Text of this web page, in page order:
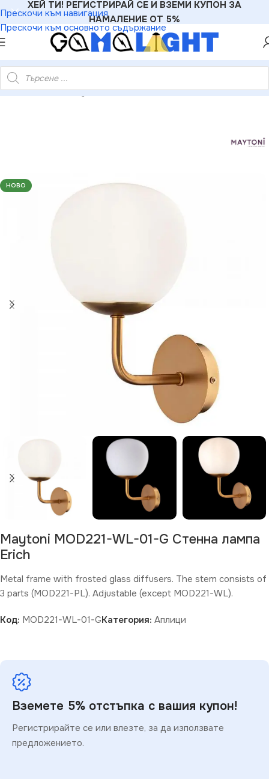
Прескочи към навигация
Прескочи към основното съдържание
ХЕЙ ТИ! РЕГИСТРИРАЙ СЕ И ВЗЕМИ КУПОН ЗА
НАМАЛЕНИЕ ОТ 5%
»Аплици»Maytoni MOD221-WL-01-G Стенна лампа Erich
НОВО
Maytoni MOD221-WL-01-G Стенна лампа
Erich
Metal frame with frosted glass diffusers. The stem consists of
3 parts (MOD221-PL). Adjustable (except MOD221-WL).
Код: MOD221-WL-01-GКатегория: Аплици
Вземете 5% отстъпка с вашия купон!
Регистрирайте се или влезте, за да използвате
предложението.